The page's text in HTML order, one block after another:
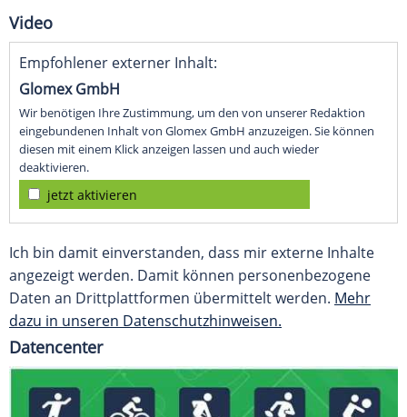
Video
Empfohlener externer Inhalt:
Glomex GmbH
Wir benötigen Ihre Zustimmung, um den von unserer Redaktion
eingebundenen Inhalt von Glomex GmbH anzuzeigen. Sie können
diesen mit einem Klick anzeigen lassen und auch wieder
deaktivieren.
jetzt aktivieren
Ich bin damit einverstanden, dass mir externe Inhalte
angezeigt werden. Damit können personenbezogene
Daten an Drittplattformen übermittelt werden. Mehr
dazu in unseren Datenschutzhinweisen.
Datencenter